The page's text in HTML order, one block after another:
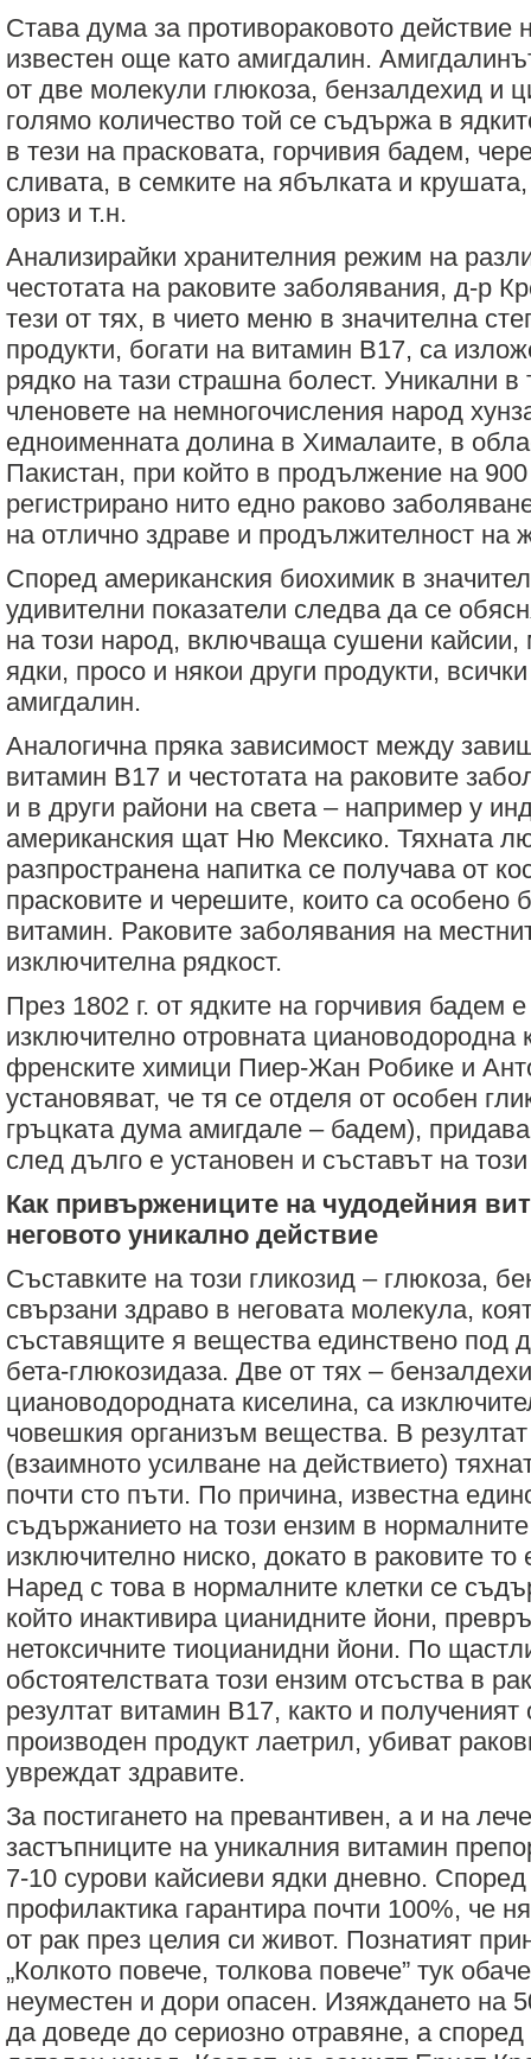
Става дума за противораковото действие
известен още като амигдалин.
от две молекули глюкоза, бензалдехид и
голямо количество той се съдържа в
в тези на прасковата, горчивия бадем,
сливата, в семките на ябълката и
ориз и т.н.
Анализирайки хранителния режим на
честотата на раковите заболявания, д-р
тези от тях, в чието меню в значителна
продукти, богати на витамин В17, са
рядко на тази страшна болест. Уникални
членовете на немногочисления народ
едноименната долина в Хималаите, в
Пакистан, при който в продължение на
регистрирано нито едно раково
на отлично здраве и продължителност на
Според американския биохимик в
удивителни показатели следва да се
на този народ, включваща сушени кайсии,
ядки, просо и някои други продукти,
амигдалин.
Аналогична пряка зависимост между
витамин В17 и честотата на раковите
и в други райони на света – например у
американския щат Ню Мексико. Тяхната
разпространена напитка се получава от
прасковите и черешите, които са особено
витамин. Раковите заболявания на
изключителна рядкост.
През 1802 г. от ядките на горчивия бадем
изключително отровната циановодородна
френските химици Пиер-Жан Робике и
установяват, че тя се отделя от особен
гръцката дума амигдале – бадем),
след дълго е установен и съставът на
Как привържениците на чудодейния
неговото уникално действие
Съставките на този гликозид – глюкоза,
свързани здраво в неговата молекула,
съставящите я вещества единствено под
бета-глюкозидаза. Две от тях –
циановодородната киселина, са
човешкия организъм вещества. В
(взаимното усилване на действието)
почти сто пъти. По причина, известна
съдържанието на този ензим в
изключително ниско, докато в раковите то
Наред с това в нормалните клетки се
който инактивира цианидните йони,
нетоксичните тиоцианидни йони. По
обстоятелствата този ензим отсъства в
резултат витамин В17, както и полученият
производен продукт лаетрил, убиват
увреждат здравите.
За постигането на превантивен, а и на
застъпниците на уникалния витамин
7-10 сурови кайсиеви ядки дневно.
профилактика гарантира почти 100%, че
от рак през целия си живот. Познатият
„Колкото повече, толкова повече” тук
неуместен и дори опасен. Изяждането на
да доведе до сериозно отравяне, а